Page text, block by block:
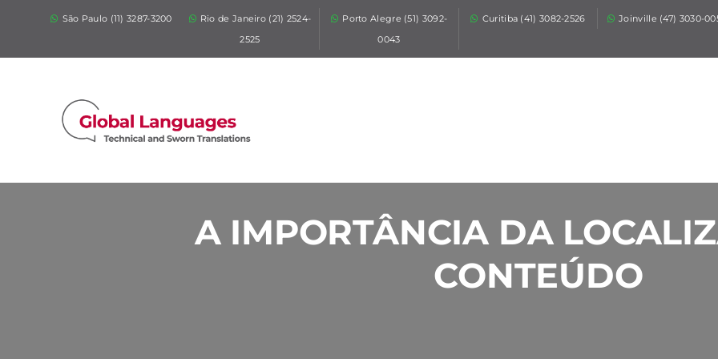
São Paulo (11) 3287-3200
Rio de Janeiro (21) 2524-
2525
Porto Alegre (51) 3092-
0043
Curitiba (41) 3082-2526 Joinville (47) 3030-
A IMPORTÂNCIA DA
CONTEÚDO
HOME
QUEM SOMOS
BLOG
FALE CONOSCO
ORÇAMENTO
RÁPIDO